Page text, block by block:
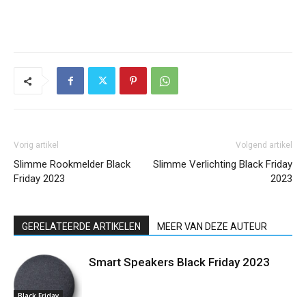
Vorig artikel
Slimme Rookmelder Black
Friday 2023
Volgend artikel
Slimme Verlichting Black Friday
2023
GERELATEERDE ARTIKELEN MEER VAN DEZE AUTEUR
Smart Speakers Black Friday 2023